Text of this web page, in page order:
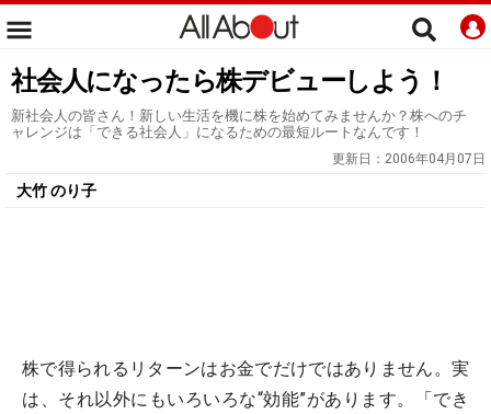
社会人になったら株デビューしよう！
新社会人の皆さん！新しい生活を機に株を始めてみませんか？株へのチ
ャレンジは「できる社会人」になるための最短ルートなんです！
更新日： 2006年04月07日
大竹 のり子
株で得られるリターンはお金でだけではありません。実
は、それ以外にもいろいろな“効能”があります。「でき